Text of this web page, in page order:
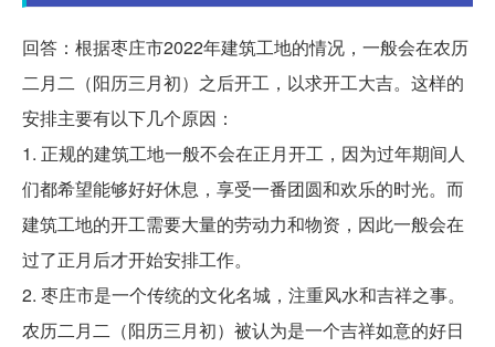
回答：根据枣庄市2022年建筑工地的情况，一般会在农历
二月二（阳历三月初）之后开工，以求开工大吉。这样的
安排主要有以下几个原因：
1. 正规的建筑工地一般不会在正月开工，因为过年期间人
们都希望能够好好休息，享受一番团圆和欢乐的时光。而
建筑工地的开工需要大量的劳动力和物资，因此一般会在
过了正月后才开始安排工作。
2. 枣庄市是一个传统的文化名城，注重风水和吉祥之事。
农历二月二（阳历三月初）被认为是一个吉祥如意的好日